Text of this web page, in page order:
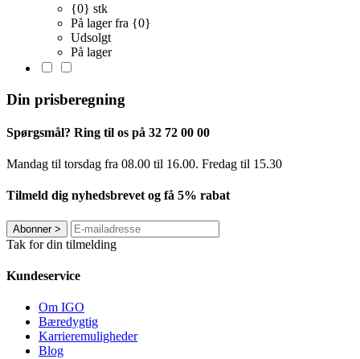
{0} stk
På lager fra {0}
Udsolgt
På lager
Din prisberegning
Spørgsmål? Ring til os på 32 72 00 00
Mandag til torsdag fra 08.00 til 16.00. Fredag ​​til 15.30
Tilmeld dig nyhedsbrevet og få 5% rabat
Abonner>
Tak for din tilmelding
Kundeservice
Om IGO
Bæredygtig
Karrieremuligheder
Blog